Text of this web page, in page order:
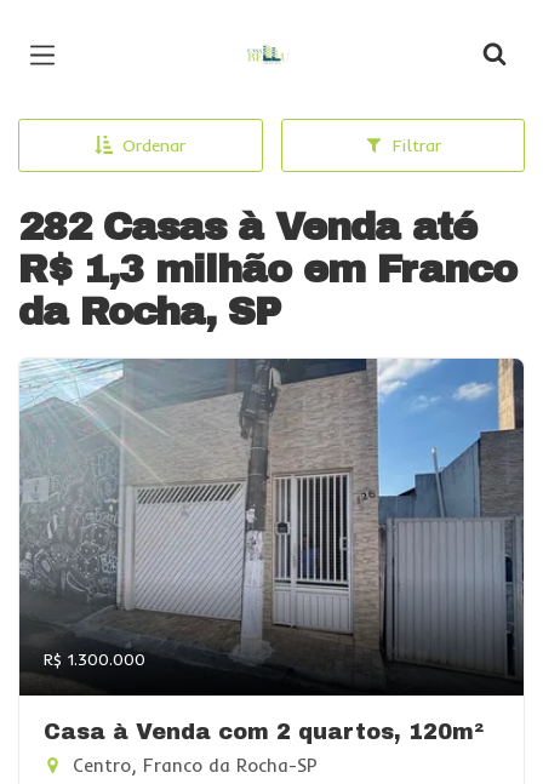
Ordenar Filtrar
282 Casas à Venda até
R$ 1,3 milhão em Franco
da Rocha, SP
R$ 1.300.000
Casa à Venda com 2 quartos, 120m²
Centro, Franco da Rocha-SP